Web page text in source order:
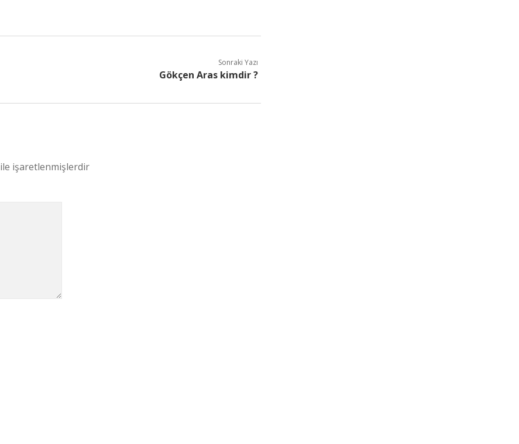
Sonraki Yazı
Gökçen Aras kimdir ?
ile işaretlenmişlerdir